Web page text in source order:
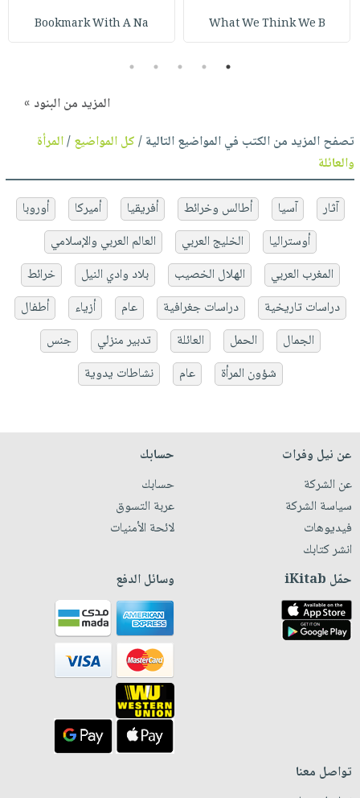
What We Think We B
Bookmark With A Na
1
2
3
4
5
المزيد من البنود »
تصفح المزيد من الكتب في المواضيع التالية /كل المواضيع/المرأة
والعائلة
آثار آسيا أطالس وخرائط أفريقيا أميركا
أوروبا
أوستراليا
الخليج العربي
العالم العربي والإسلامي
المغرب العربي
الهلال الخصيب بلاد وادي النيل
خرائط
دراسات تاريخية
دراسات جغرافية عام أزياء
أطفال
الجمال
الحمل العائلة تدبير منزلي
جنس
شؤون المرأة
عام نشاطات يدوية
عن نيل وفرات
عن الشركة
سياسة الشركة
فيديوهات
انشر كتابك
حسابك
حسابك
عربة التسوق
لائحة الأمنيات
حمّل iKitab وسائل الدفع
تواصل معنا